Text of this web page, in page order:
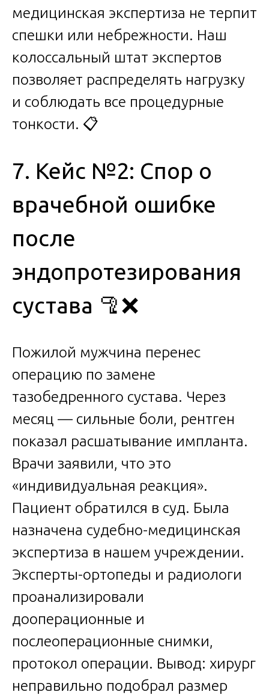
медицинская экспертиза не терпит
спешки или небрежности. Наш
колоссальный штат экспертов
позволяет распределять нагрузку
и соблюдать все процедурные
тонкости. 📋
7. Кейс №2: Спор о
врачебной ошибке
после
эндопротезирования
сустава 🦿❌
Пожилой мужчина перенес
операцию по замене
тазобедренного сустава. Через
месяц — сильные боли, рентген
показал расшатывание импланта.
Врачи заявили, что это
«индивидуальная реакция».
Пациент обратился в суд. Была
назначена судебно-медицинская
экспертиза в нашем учреждении.
Эксперты-ортопеды и радиологи
проанализировали
дооперационные и
послеоперационные снимки,
протокол операции. Вывод: хирург
неправильно подобрал размер